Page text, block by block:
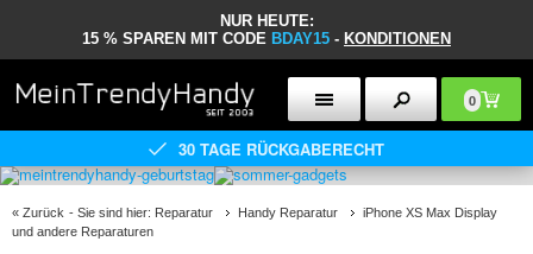
NUR HEUTE:
15 % SPAREN MIT CODE BDAY15 - KONDITIONEN
0
30 TAGE RÜCKGABERECHT
« Zurück - Sie sind hier: Reparatur Handy Reparatur
iPhone XS Max Display
und andere Reparaturen